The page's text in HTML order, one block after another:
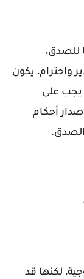
للصدق،
واحترام، يكون
يجب على
أحكام
لكنها قد